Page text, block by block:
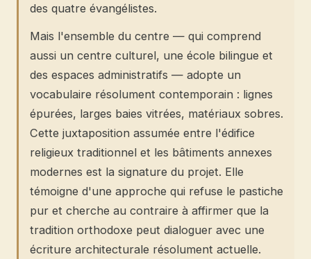
des quatre évangélistes.
Mais l'ensemble du centre — qui comprend
aussi un centre culturel, une école bilingue et
des espaces administratifs — adopte un
vocabulaire résolument contemporain : lignes
épurées, larges baies vitrées, matériaux sobres.
Cette juxtaposition assumée entre l'édifice
religieux traditionnel et les bâtiments annexes
modernes est la signature du projet. Elle
témoigne d'une approche qui refuse le pastiche
pur et cherche au contraire à affirmer que la
tradition orthodoxe peut dialoguer avec une
écriture architecturale résolument actuelle.